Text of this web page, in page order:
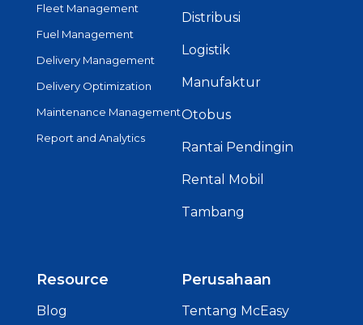
Fleet Management
Fuel Management
Delivery Management
Delivery Optimization
Maintenance Management
Report and Analytics
Distribusi
Logistik
Manufaktur
Otobus
Rantai Pendingin
Rental Mobil
Tambang
Resource
Blog
Perusahaan
Tentang McEasy